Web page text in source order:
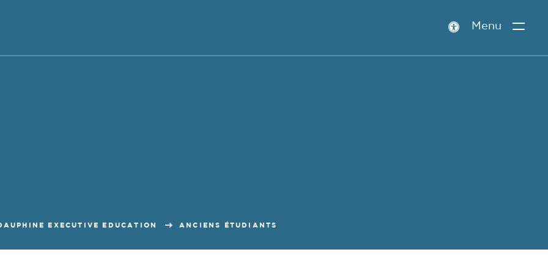
Paramètres
Menu
EXECUTIVE EDUCATION ANCIENS ÉTUDIANTS